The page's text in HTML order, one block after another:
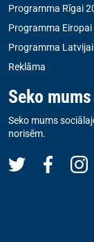
Programma Rīgai
Programma Eiropai
Programma
Reklāma
Seko mums
Seko mums
norisēm.